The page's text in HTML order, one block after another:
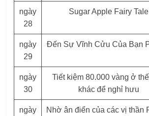
ngày
28
Sugar Apple Fairy Tale
ngày
29
Đến Sự Vĩnh Cửu Của Bạn
ngày
30
Tiết kiệm 80.000 vàng ở
khác để nghỉ hưu
ngày
Nhờ ân điển của các vị thần